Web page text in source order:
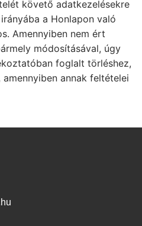
követő adatkezelésekre
a Honlapon való
Amennyiben nem ért
módosításával, úgy
foglalt törléshez,
annak feltételei